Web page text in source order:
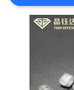
PRIVACY
POLICY